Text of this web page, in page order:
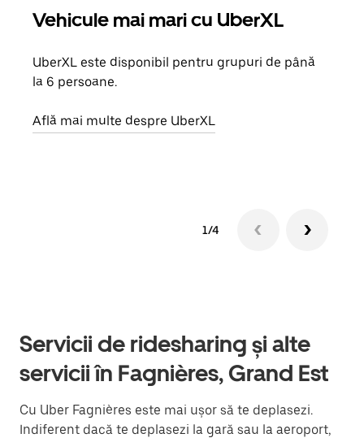
Vehicule mai mari cu UberXL
UberXL este disponibil pentru grupuri de până
la 6 persoane.
Află mai multe despre UberXL
1/4
Servicii de ridesharing și alte
servicii în Fagnières, Grand Est
Cu Uber Fagnières este mai ușor să te deplasezi.
Indiferent dacă te deplasezi la gară sau la aeroport,